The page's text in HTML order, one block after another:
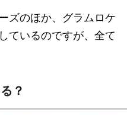
ズのほか、グラムロケ
ているのですが、全て
？